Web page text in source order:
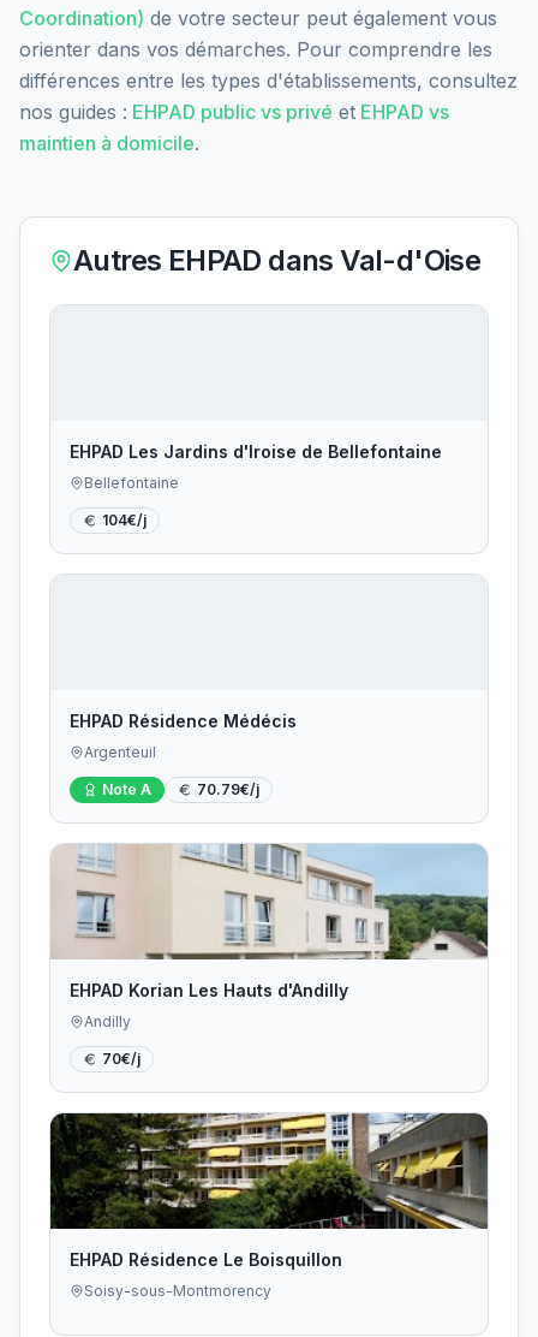
Coordination) de votre secteur peut également vous
orienter dans vos démarches. Pour comprendre les
différences entre les types d'établissements, consultez
nos guides : EHPAD public vs privé et EHPAD vs
maintien à domicile.
Autres EHPAD dansVal-d'Oise
EHPAD Les Jardins d'Iroise de Bellefontaine
Bellefontaine
104€/j
EHPAD Résidence Médécis
Argenteuil
Note A 70.79€/j
EHPAD Korian Les Hauts d'Andilly
Andilly
70€/j
EHPAD Résidence Le Boisquillon
Soisy-sous-Montmorency